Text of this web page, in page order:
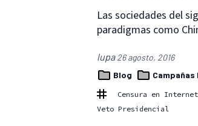
Las sociedades del
paradigmas como
lupa26 agosto, 2016
Blog
Censura en Internet
Veto Presidencial